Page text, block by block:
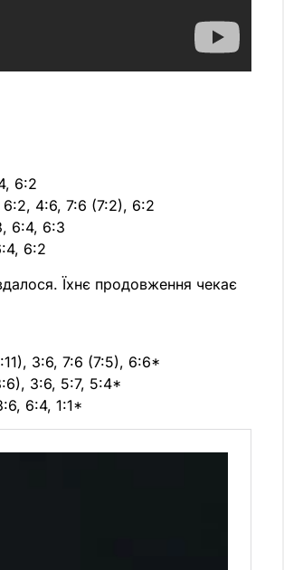
6:2
4:6, 7:6 (7:2), 6:2
6:4, 6:3
6:2
Їхнє продовження чекає
3:6, 7:6 (7:5), 6:6*
3:6, 5:7, 5:4*
6:4, 1:1*